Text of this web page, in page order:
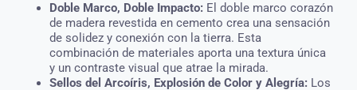
Doble Marco, Doble Impacto: El doble marco corazón
de madera revestida en cemento crea una sensación
de solidez y conexión con la tierra. Esta
combinación de materiales aporta una textura única
y un contraste visual que atrae la mirada.
Sellos del Arcoíris, Explosión de Color y Alegría: Los